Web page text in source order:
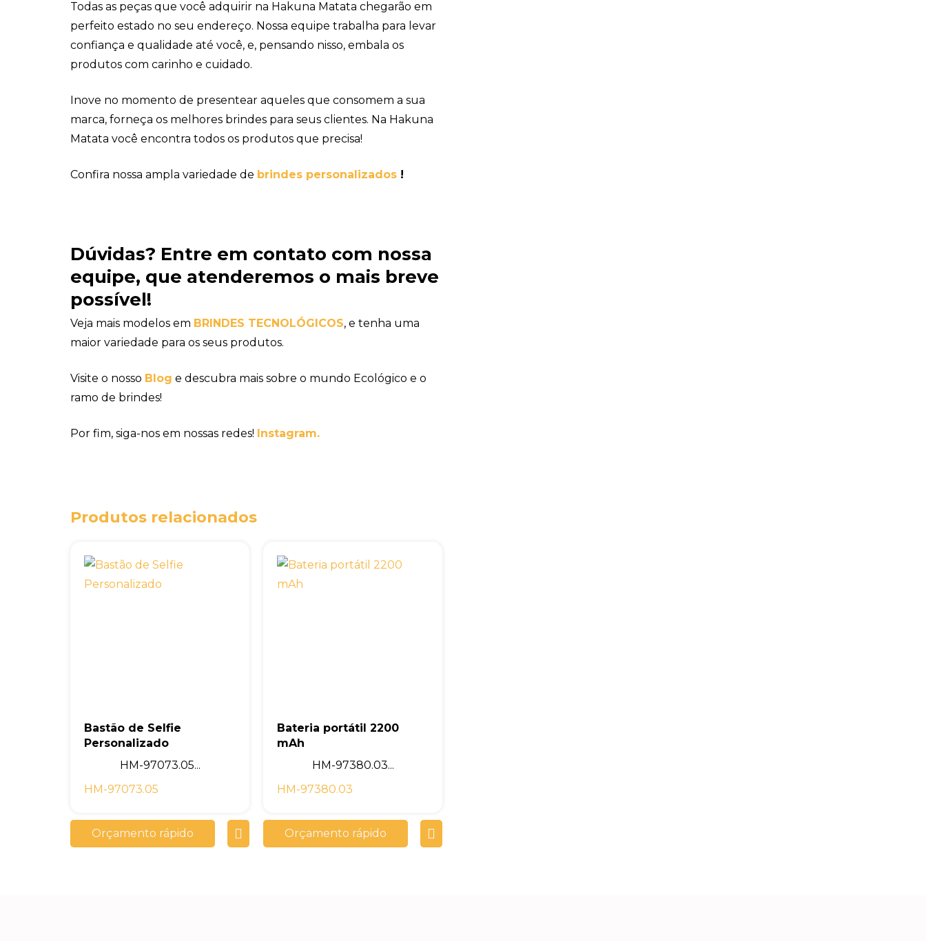
Todas as peças que você adquirir na Hakuna Matata chegarão em
perfeito estado no seu endereço. Nossa equipe trabalha para levar
confiança e qualidade até você, e, pensando nisso, embala os
produtos com carinho e cuidado.
Inove no momento de presentear aqueles que consomem a sua
marca, forneça os melhores brindes para seus clientes. Na Hakuna
Matata você encontra todos os produtos que precisa!
Confira nossa ampla variedade de brindes personalizados !
Dúvidas? Entre em contato com nossa
equipe, que atenderemos o mais breve
possível!
Veja mais modelos em BRINDES TECNOLÓGICOS, e tenha uma
maior variedade para os seus produtos.
Visite o nosso Blog e descubra mais sobre o mundo Ecológico e o
ramo de brindes!
Por fim, siga-nos em nossas redes! Instagram.
Produtos relacionados
Bastão de Selfie
Personalizado
HM-97073.05...
HM-97073.05
Orçamento rápido
Bateria portátil 2200
mAh
HM-97380.03...
HM-97380.03
Orçamento rápido